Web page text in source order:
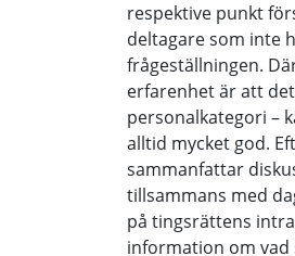
respektive punkt
deltagare som inte
frågeställningen.
erfarenhet är att
personalkategori –
alltid mycket god.
sammanfattar
tillsammans med
på tingsrättens
information om vad